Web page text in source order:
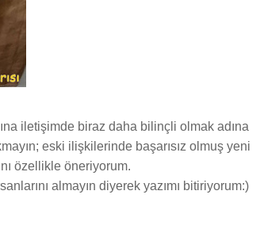
iletişimde biraz daha bilinçli olmak adına
eski ilişkilerinde başarısız olmuş yeni
özellikle öneriyorum.
almayın diyerek yazımı bitiriyorum:)